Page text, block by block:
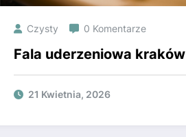
Czysty 0 Komentarze
Fala uderzeniowa kraków
21 Kwietnia, 2026